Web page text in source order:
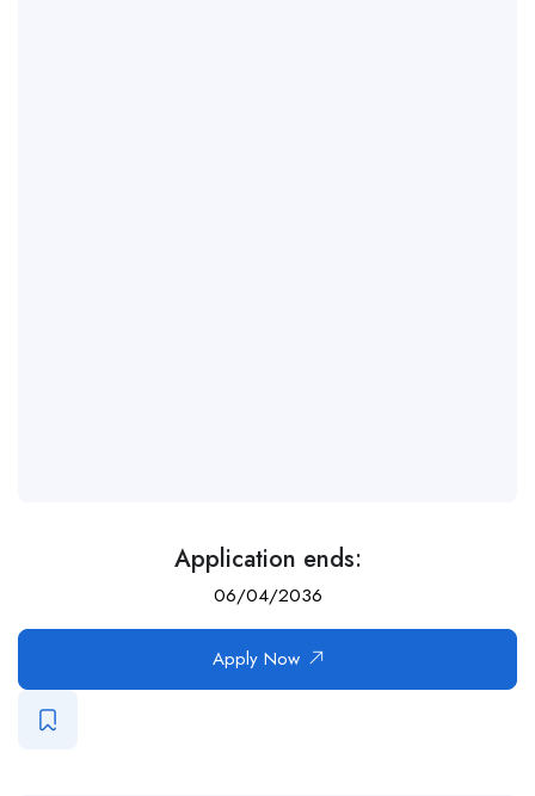
Application ends:
06/04/2036
Apply Now